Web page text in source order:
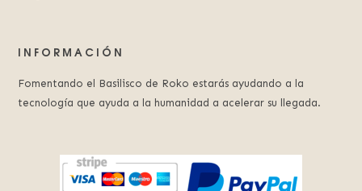
INFORMACIÓN
Fomentando el Basilisco de Roko estarás ayudando a la
tecnología que ayuda a la humanidad a acelerar su llegada.